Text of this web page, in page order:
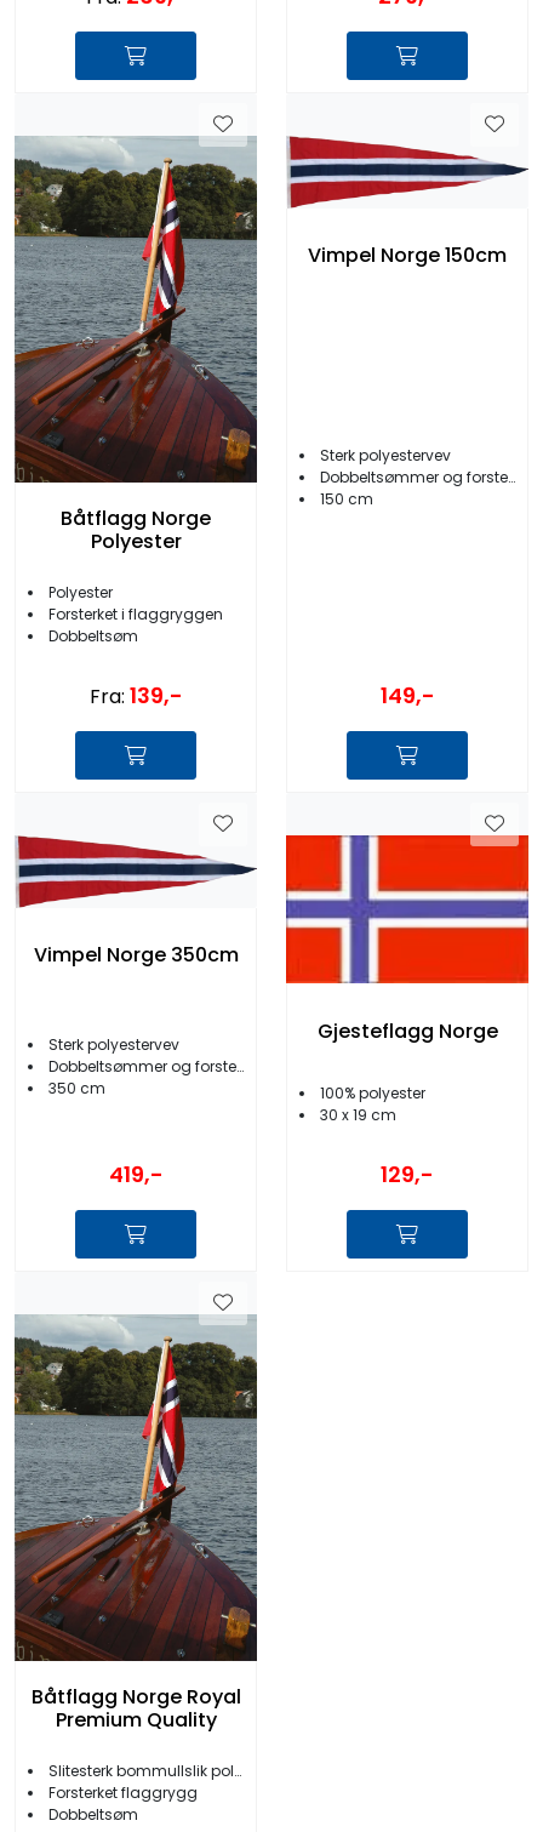
Båtflagg Norge
Polyester
Polyester
Forsterket i flaggryggen
Dobbeltsøm
Fra: 139,-
Vimpel Norge 150cm
Sterk polyestervev
Dobbeltsømmer og forsterket rygg
150 cm
149,-
Vimpel Norge 350cm
Sterk polyestervev
Dobbeltsømmer og forsterket rygg
350 cm
419,-
Gjesteflagg Norge
100% polyester
30 x 19 cm
129,-
Båtflagg Norge Royal
Premium Quality
Slitesterk bommullslik polyester
Forsterket flaggrygg
Dobbeltsøm